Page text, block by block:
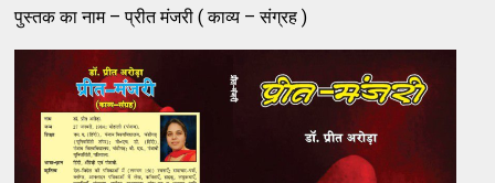
पुस्तक का नाम – प्रीत मंजरी ( काव्य – संग्रह )